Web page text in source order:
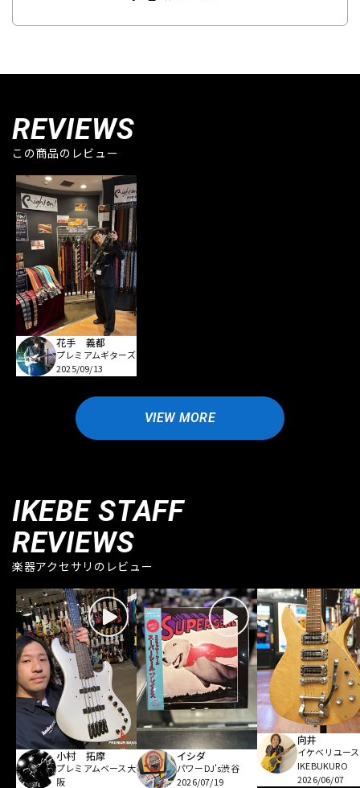
REVIEWS
この商品のレビュー
花手 義都
プレミアムギターズ
2025/09/13
VIEW MORE
IKEBE STAFF
REVIEWS
楽器アクセサリのレビュー
小村 拓摩
プレミアムベース大
阪
イシダ
パワーDJ's渋谷
2026/07/19
向井
イケベリユース
IKEBUKURO
2026/06/07